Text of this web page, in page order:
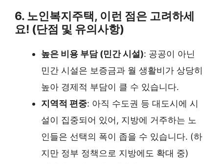
6. 노인복지주택, 이런 점은 고려하세
요! (단점 및 유의사항)
높은 비용 부담 (민간 시설): 공공이 아닌
민간 시설은 보증금과 월 생활비가 상당히
높아 경제적 부담이 클 수 있습니다.
지역적 편중: 아직 수도권 등 대도시에 시
설이 집중되어 있어, 지방에 거주하는 노
인들은 선택의 폭이 좁을 수 있습니다. (하
지만 정부 정책으로 지방에도 확대 중)